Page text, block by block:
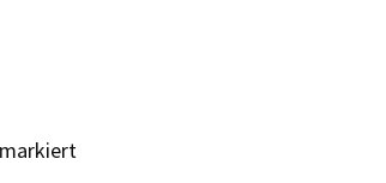
markiert